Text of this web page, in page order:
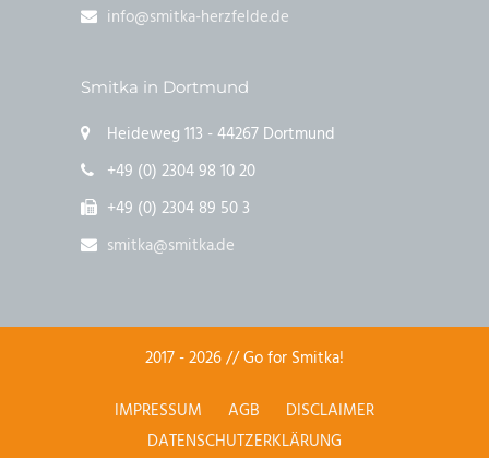
info@smitka-herzfelde.de
Smitka in Dortmund
Heideweg 113 - 44267 Dortmund
+49 (0) 2304 98 10 20
+49 (0) 2304 89 50 3
smitka@smitka.de
2017 - 2026 // Go for Smitka!
IMPRESSUM
AGB
DISCLAIMER
DATENSCHUTZERKLÄRUNG